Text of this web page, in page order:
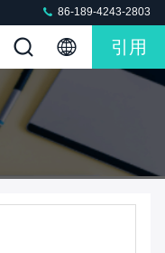
86-189-4243-2803
引用